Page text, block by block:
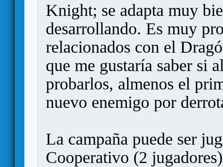
Knight; se adapta muy
desarrollando. Es muy
relacionados con el
que me gustaría saber si
probarlos, almenos el
nuevo enemigo por
La campaña puede ser
Cooperativo (2